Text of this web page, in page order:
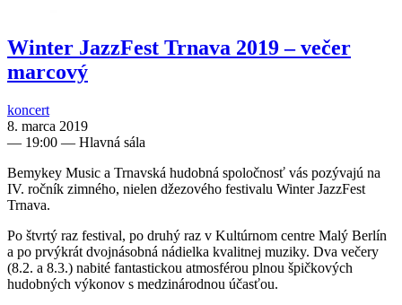
Winter JazzFest Trnava 2019 – večer
marcový
koncert
8. marca 2019
— 19:00 — Hlavná sála
Bemykey Music a Trnavská hudobná spoločnosť vás pozývajú na
IV. ročník zimného, nielen džezového festivalu Winter JazzFest
Trnava.
Po štvrtý raz festival, po druhý raz v Kultúrnom centre Malý Berlín
a po prvýkrát dvojnásobná nádielka kvalitnej muziky. Dva večery
(8.2. a 8.3.) nabité fantastickou atmosférou plnou špičkových
hudobných výkonov s medzinárodnou účasťou.